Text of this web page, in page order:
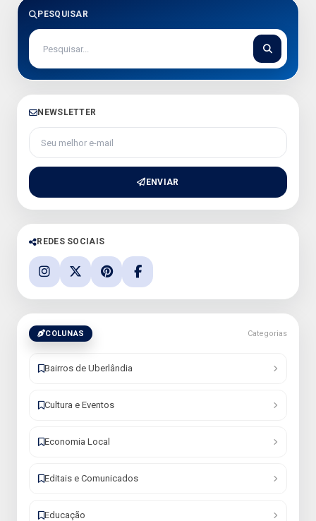
PESQUISAR
NEWSLETTER
Seu melhor e-mail
ENVIAR
REDES SOCIAIS
COLUNAS Categorias
Bairros de Uberlândia
Cultura e Eventos
Economia Local
Editais e Comunicados
Educação